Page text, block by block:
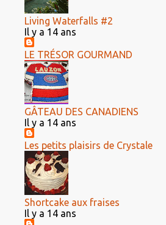
Living Waterfalls #2
Il y a 14 ans
LE TRÉSOR GOURMAND
GÂTEAU DES CANADIENS
Il y a 14 ans
Les petits plaisirs de Crystale
Shortcake aux fraises
Il y a 14 ans